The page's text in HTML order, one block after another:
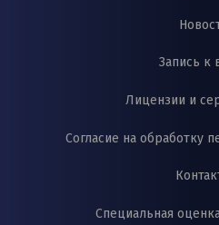
Запись к
Лицензии и
Согласие на обработку
Специальная